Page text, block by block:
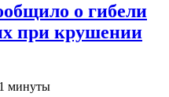
о гибели
при крушении
1 минуты